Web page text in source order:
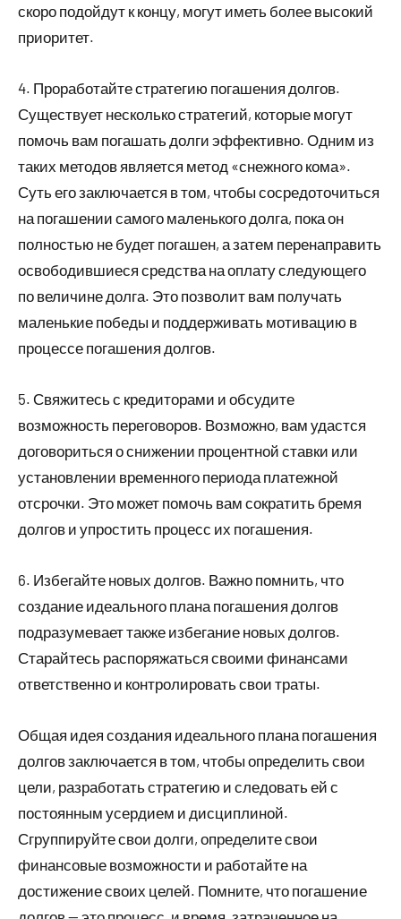
скоро подойдут к концу, могут иметь более высокий
приоритет.
4. Проработайте стратегию погашения долгов.
Существует несколько стратегий, которые могут
помочь вам погашать долги эффективно. Одним из
таких методов является метод «снежного кома».
Суть его заключается в том, чтобы сосредоточиться
на погашении самого маленького долга, пока он
полностью не будет погашен, а затем перенаправить
освободившиеся средства на оплату следующего
по величине долга. Это позволит вам получать
маленькие победы и поддерживать мотивацию в
процессе погашения долгов.
5. Свяжитесь с кредиторами и обсудите
возможность переговоров. Возможно, вам удастся
договориться о снижении процентной ставки или
установлении временного периода платежной
отсрочки. Это может помочь вам сократить бремя
долгов и упростить процесс их погашения.
6. Избегайте новых долгов. Важно помнить, что
создание идеального плана погашения долгов
подразумевает также избегание новых долгов.
Старайтесь распоряжаться своими финансами
ответственно и контролировать свои траты.
Общая идея создания идеального плана погашения
долгов заключается в том, чтобы определить свои
цели, разработать стратегию и следовать ей с
постоянным усердием и дисциплиной.
Сгруппируйте свои долги, определите свои
финансовые возможности и работайте на
достижение своих целей. Помните, что погашение